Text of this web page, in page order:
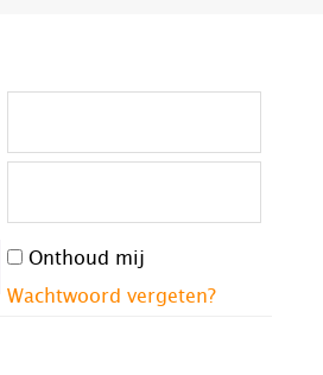
Onthoud mij
Wachtwoord vergeten?